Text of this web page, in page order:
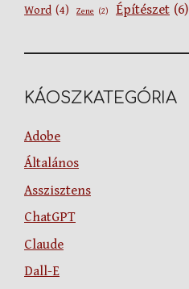
Word (4) Zene (2) Építészet (6)
KÁOSZKATEGÓRIA
Adobe
Általános
Asszisztens
ChatGPT
Claude
Dall-E